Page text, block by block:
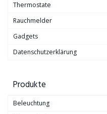
Thermostate
Rauchmelder
Gadgets
Datenschutzerklärung
Produkte
Beleuchtung